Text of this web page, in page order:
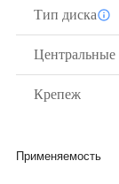
Тип диска
Центральные
Крепеж
Применяемость